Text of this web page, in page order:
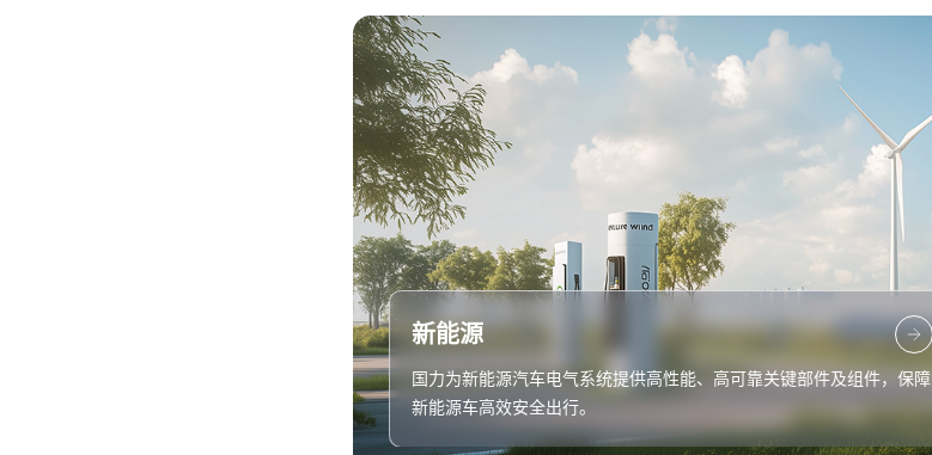
新能源
国力为新能源汽车电气系统提供高性能、高可靠关键部件及组件，保障
新能源车高效安全出行。